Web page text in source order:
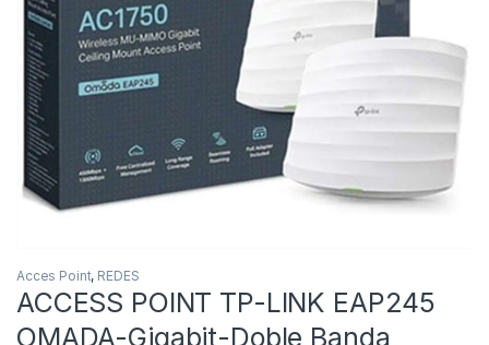
Acces Point, REDES
ACCESS POINT TP-LINK EAP245
OMADA-Gigabit-Doble Banda